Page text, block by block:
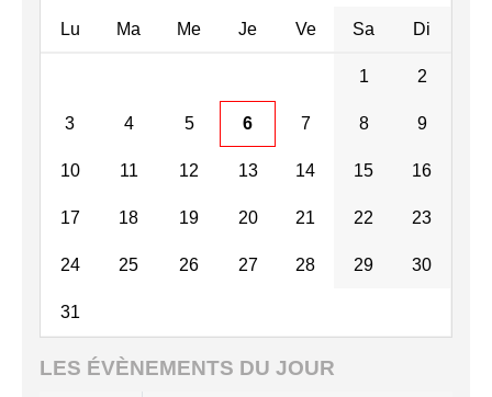
Lu Ma Me Je Ve Sa Di
1 2
3 4 5 6 7 8 9
10 11 12 13 14 15 16
17 18 19 20 21 22 23
24 25 26 27 28 29 30
31
LES ÉVÈNEMENTS DU JOUR